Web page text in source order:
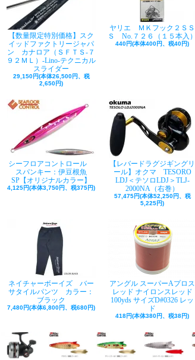
【数量限定特別価格】スク
イッドファクトリージャパ
ン カナロア（ＳＦＴＳ-７
９２ＭＬ）-Lino-テクニカル
スライダー
29,150円(本体26,500円、税
2,650円)
ヤリエ ＭＫフック２ＳＳ
Ｓ No.７２６（１５本入）
440円(本体400円、税40円)
シーフロアコントロール
スパンキー：伊豆根魚
SP【オリジナルカラー】
4,125円(本体3,750円、税375円)
【レバードラグジギングリ
ール】オクマ TESORO
LDJ＜テソロLDJ＞TLJ-
2000NA（右巻）
57,475円(本体52,250円、税
5,225円)
ネイチャーボーイズ バー
サタイルパンツ カラー：
ブラック
7,480円(本体6,800円、税680円)
アングル スーパーAプロス
レッド ナイロンスレッド
100yds サイズD#0326 レッ
ド
418円(本体380円、税38円)